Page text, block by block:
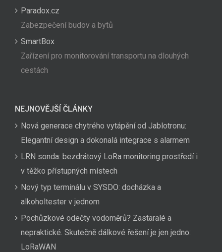
Paradox.cz
Zabezpečení budov a bytů
SmartBox
Zařízení pro monitorování transportu na dlouhých
cestách
NEJNOVĚJŠÍ ČLÁNKY
Nová generace chytrého vytápění od Jablotronu:
Elegantní design a dokonalá integrace s alarmem
LRN sonda: bezdrátový LoRa monitoring prostředí i
v těžko přístupných místech
Nový typ terminálu v SYSDO: docházka a
alkoholtester v jednom
Pochůzkové odečty vodoměrů? Zastaralé a
nepraktické. Skutečně dálkové řešení je jen jedno:
LoRaWAN